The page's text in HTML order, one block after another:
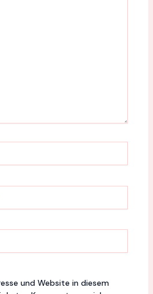
und Website in diesem